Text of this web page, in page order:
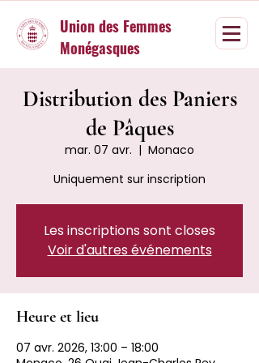
Union des Femmes
Monégasques
Distribution des Paniers
de Pâques
mar. 07 avr.
  |
Monaco
Uniquement sur inscription
Les inscriptions sont closes
Voir d'autres événements
Heure et lieu
07 avr. 2026, 13:00 – 18:00